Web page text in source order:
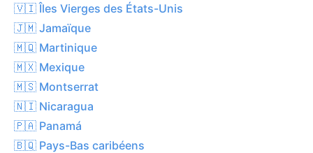
🇻🇮 Îles Vierges des États-Unis
🇯🇲 Jamaïque
🇲🇶 Martinique
🇲🇽 Mexique
🇲🇸 Montserrat
🇳🇮 Nicaragua
🇵🇦 Panamá
🇧🇶 Pays-Bas caribéens